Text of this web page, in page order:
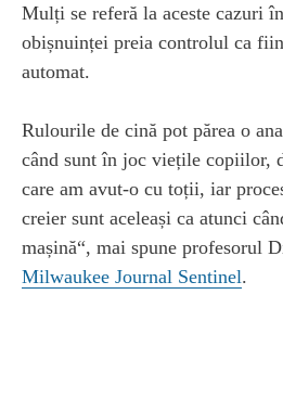
Mulți se referă la aceste cazuri
obișnuinței preia controlul ca
automat.
Rulourile de cină pot părea o
când sunt în joc viețile copiilor,
care am avut-o cu toții, iar
creier sunt aceleași ca atunci
mașină“, mai spune profesorul
Milwaukee Journal Sentinel.